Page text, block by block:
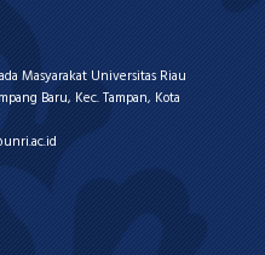
Masyarakat Universitas Riau
Baru, Kec. Tampan, Kota